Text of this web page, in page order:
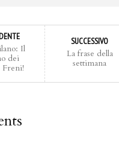
Il
dei
Freni!
SUCCESSIVO
La frase della
settimana